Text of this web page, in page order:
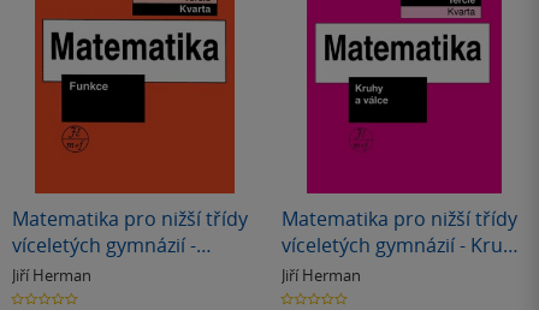
Matematika pro nižší třídy
víceletých gymnázií -
Funkce
Jiří Herman
0.0
Matematika pro nižší třídy
víceletých gymnázií - Kruhy
a válce (tercie)
Jiří Herman
0.0